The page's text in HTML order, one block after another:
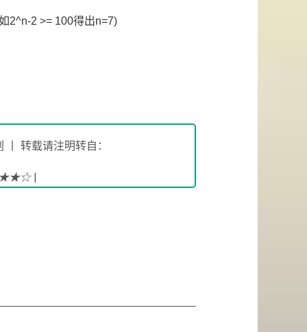
2^n-2 >= 100得出n=7)
转载请注明转自：
!★★☆|